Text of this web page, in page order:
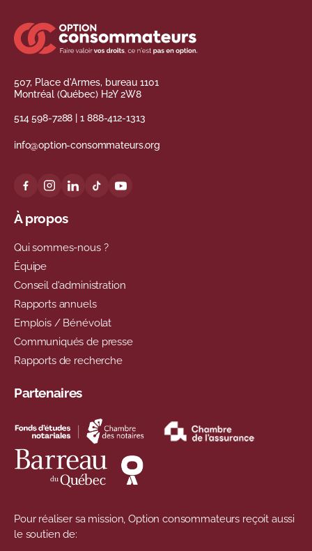
507, Place d'Armes, bureau 1101
Montréal (Québec) H2Y 2W8
514 598-7288 |1 888-412-1313
info@option-consommateurs.org
À propos
Qui sommes-nous ?
Équipe
Conseil d'administration
Rapports annuels
Emplois / Bénévolat
Communiqués de presse
Rapports de recherche
Partenaires
Pour réaliser sa mission, Option consommateurs reçoit aussi
le soutien de: